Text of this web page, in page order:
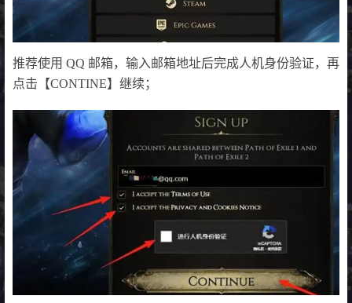
推荐使用 QQ 邮箱，输入邮箱地址后完成人机身份验证，再
点击【CONTINE】继续；